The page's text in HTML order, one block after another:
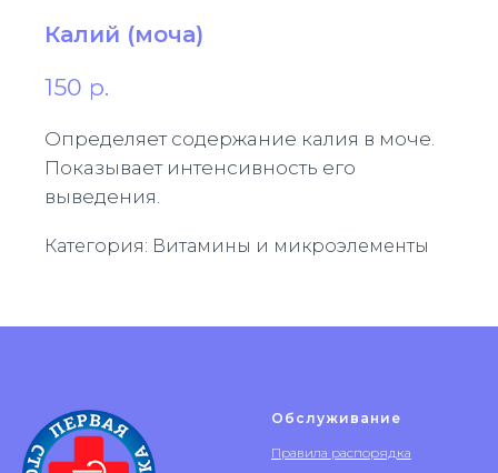
Калий (моча)
150 р.
Определяет содержание калия в моче.
Показывает интенсивность его
выведения.
Категория: Витамины и микроэлементы
Обслуживание
Правила распорядка